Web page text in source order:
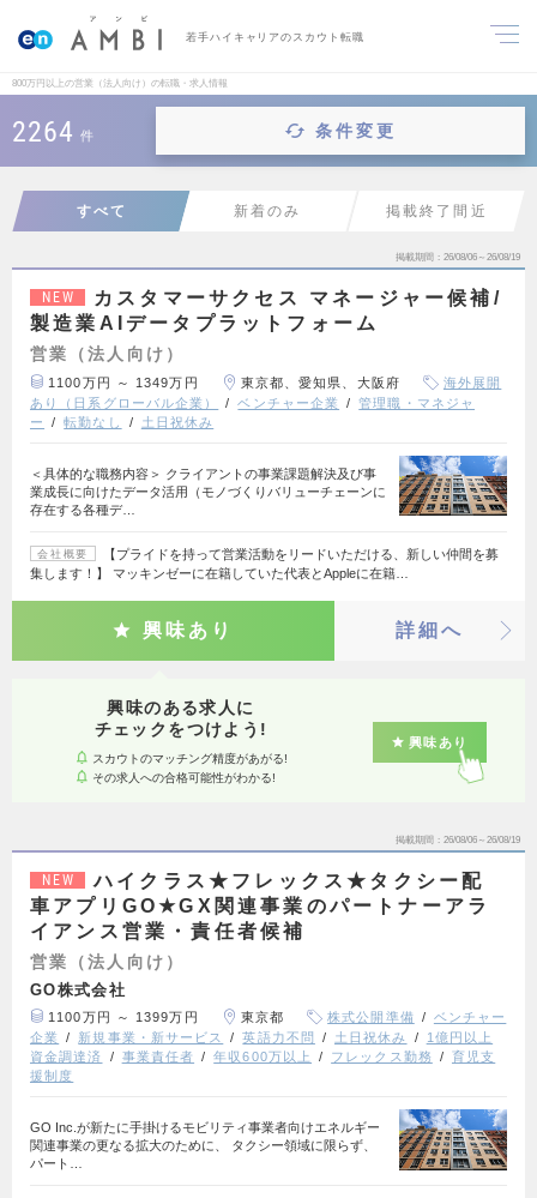
若手ハイキャリアのスカウト転職
800万円以上の営業（法人向け）の転職・求人情報
2264 件 条件変更
すべて 新着のみ 掲載終了間近
掲載期間 26/08/06～26/08/19
NEW
カスタマーサクセス マネージャー候補/
製造業AIデータプラットフォーム
営業（法人向け）
1100万円 ～ 1349万円 東京都、愛知県、大阪府
海外展開
あり（日系グローバル企業）
ベンチャー企業
管理職・マネジャ
ー
転勤なし 土日祝休み
＜具体的な職務内容＞ クライアントの事業課題解決及び事
業成長に向けたデータ活用（モノづくりバリューチェーンに
存在する各種デ…
会社概要
【プライドを持って営業活動をリードいただける、新しい仲間を募
集します！】 マッキンゼーに在籍していた代表とAppleに在籍…
興味あり 詳細へ
興味のある求人に
チェックをつけよう!
スカウトのマッチング精度があがる!
その求人への合格可能性がわかる!
興味あり
掲載期間 26/08/06～26/08/19
NEW
ハイクラス★フレックス★タクシー配
車アプリGO★GX関連事業のパートナーアラ
イアンス営業・責任者候補
営業（法人向け）
GO株式会社
1100万円 ～ 1399万円 東京都 株式公開準備
ベンチャー
企業
新規事業・新サービス 英語力不問 土日祝休み
1億円以上
資金調達済
事業責任者 年収600万以上 フレックス勤務
育児支
援制度
GO Inc.が新たに手掛けるモビリティ事業者向けエネルギー
関連事業の更なる拡大のために、 タクシー領域に限らず、
パート…